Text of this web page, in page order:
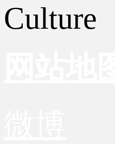
Culture